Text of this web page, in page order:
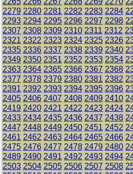
2279 2280 2281 2282 2283 2284
2293 2294 2295 2296 2297 2298
2307 2308 2309 2310 2311 2312
2321 2322 2323 2324 2325 2326
2335 2336 2337 2338 2339 2340
2349 2350 2351 2352 2353 2354
2363 2364 2365 2366 2367 2368
2377 2378 2379 2380 2381 2382
2391 2392 2393 2394 2395 2396
2405 2406 2407 2408 2409 2410
2419 2420 2421 2422 2423 2424
2433 2434 2435 2436 2437 2438
2447 2448 2449 2450 2451 2452
2461 2462 2463 2464 2465 2466
2475 2476 2477 2478 2479 2480
2489 2490 2491 2492 2493 2494
2503 2504 2505 2506 2507 2508